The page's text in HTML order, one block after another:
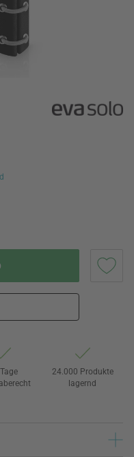
24.000 Produkte
lagernd